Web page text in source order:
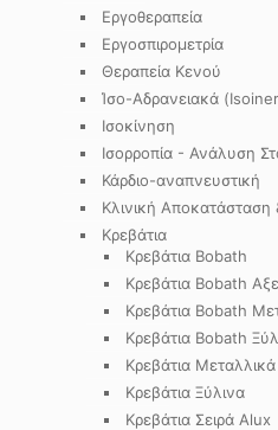
Εργοθεραπεία
Εργοσπιρομετρία
Θεραπεία Κενού
Ίσο-Αδρανειακά
Ισοκίνηση
Ισορροπία - Ανάλυση
Κάρδιο-αναπνευστική
Κλινική
Κρεβάτια
Κρεβάτια Bobath
Κρεβάτια Bobath
Κρεβάτια Bobath
Κρεβάτια Bobath
Κρεβάτια Μεταλλικά
Κρεβάτια Ξύλινα
Κρεβάτια Σειρά Alux